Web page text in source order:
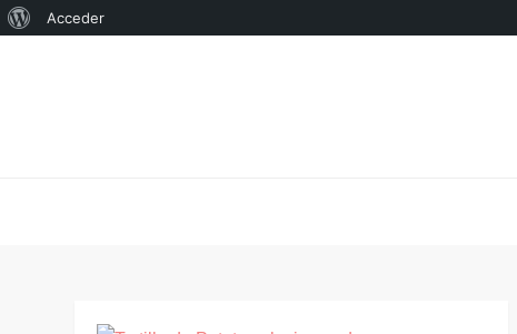
Acerca
Acceder